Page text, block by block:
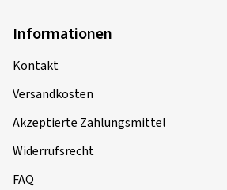
Informationen
Kontakt
Versandkosten
Akzeptierte Zahlungsmittel
Widerrufsrecht
FAQ